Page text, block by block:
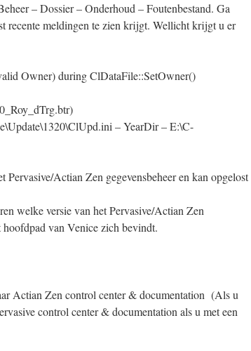
– Dossier – Onderhoud – Foutenbestand. Ga
recente meldingen te zien krijgt. Wellicht krijgt u er
Owner) during ClDataFile::SetOwner()
– YearDir – E:\C-
Actian Zen gegevensbeheer en kan opgelost
welke versie van het Pervasive/Actian Zen
hoofdpad van Venice zich bevindt.
Actian Zen control center & documentation (Als u
control center & documentation als u met een